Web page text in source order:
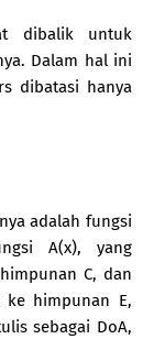
dibalik untuk
Dalam hal ini
dibatasi hanya
adalah fungsi
A(x), yang
C, dan
ke himpunan E,
sebagai DoA,